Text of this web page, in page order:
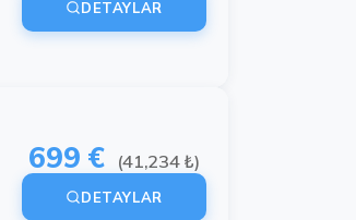
DETAYLAR
699 € (41,234 ₺)
DETAYLAR